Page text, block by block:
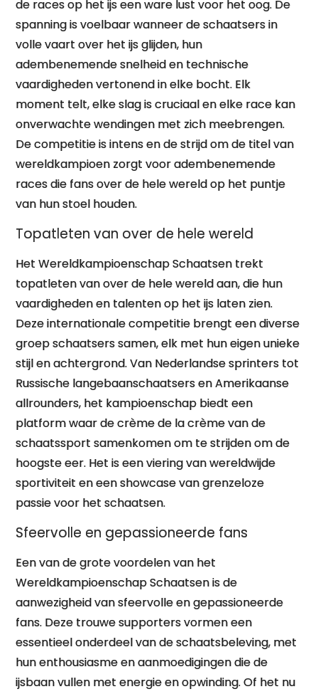
de races op het ijs een ware lust voor het oog. De
spanning is voelbaar wanneer de schaatsers in
volle vaart over het ijs glijden, hun
adembenemende snelheid en technische
vaardigheden vertonend in elke bocht. Elk
moment telt, elke slag is cruciaal en elke race kan
onverwachte wendingen met zich meebrengen.
De competitie is intens en de strijd om de titel van
wereldkampioen zorgt voor adembenemende
races die fans over de hele wereld op het puntje
van hun stoel houden.
Topatleten van over de hele wereld
Het Wereldkampioenschap Schaatsen trekt
topatleten van over de hele wereld aan, die hun
vaardigheden en talenten op het ijs laten zien.
Deze internationale competitie brengt een diverse
groep schaatsers samen, elk met hun eigen unieke
stijl en achtergrond. Van Nederlandse sprinters tot
Russische langebaanschaatsers en Amerikaanse
allrounders, het kampioenschap biedt een
platform waar de crème de la crème van de
schaatssport samenkomen om te strijden om de
hoogste eer. Het is een viering van wereldwijde
sportiviteit en een showcase van grenzeloze
passie voor het schaatsen.
Sfeervolle en gepassioneerde fans
Een van de grote voordelen van het
Wereldkampioenschap Schaatsen is de
aanwezigheid van sfeervolle en gepassioneerde
fans. Deze trouwe supporters vormen een
essentieel onderdeel van de schaatsbeleving, met
hun enthousiasme en aanmoedigingen die de
ijsbaan vullen met energie en opwinding. Of het nu